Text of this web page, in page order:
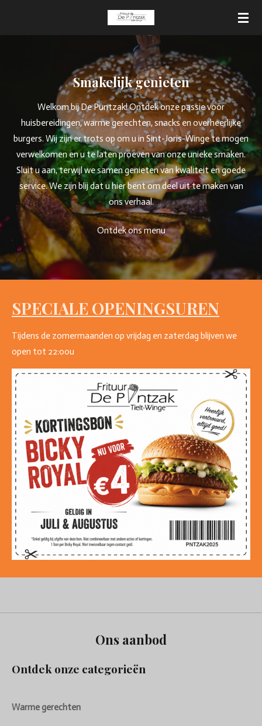
Smakelijk genieten
Welkom bij De Puntzak! Ontdek onze passie voor
huisbereidingen, warme gerechten, snacks en overheerlijke
burgers. Wij zijn er trots op om u in Sint-Joris-Winge te mogen
verwelkomen en u te laten proeven van onze unieke smaken.
Sluit u aan, terwijl we samen genieten van kwaliteit en goede
service. We zijn blij dat u hier bent om deel uit te maken van
ons verhaal.
Ontdek ons menu
SPECIALE OPENINGSUREN
Tijdens de zomermaanden op vrijdag en zaterdag blijven we
open tot 22:00u
Ons aanbod
Ontdek onze categorieën
Warme gerechten